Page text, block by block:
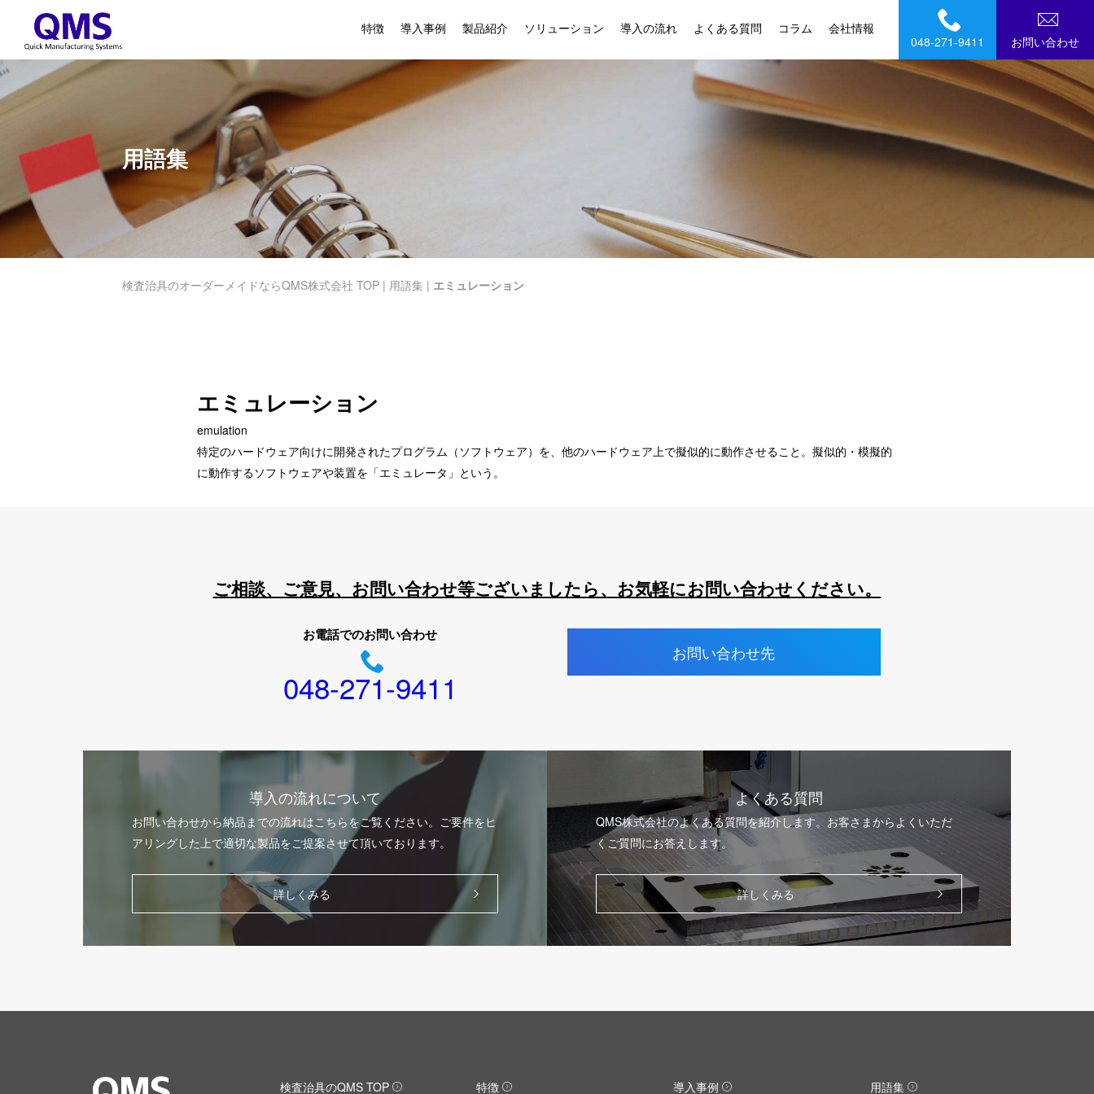
特徴 導入事例 製品紹介 ソリューション 導入の流れ よくある質問 コラム
会社情報
048-271-9411
お問い合わせ
用語集
検査治具のオーダーメイドならQMS株式会社 TOP | 用語集 | エミュレーション
エミュレーション
emulation
特定のハードウェア向けに開発されたプログラム（ソフトウェア）を、他のハードウェア上で擬似的に動作させること。擬似的・模擬的
に動作するソフトウェアや装置を「エミュレータ」という。
ご相談、ご意見、お問い合わせ等ございましたら、お気軽にお問い合わせください。
お電話でのお問い合わせ
048-271-9411
お問い合わせ先
導入の流れについて
お問い合わせから納品までの流れはこちらをご覧ください。ご要件をヒ
アリングした上で適切な製品をご提案させて頂いております。
詳しくみる
よくある質問
QMS株式会社のよくある質問を紹介します。お客さまからよくいただ
くご質問にお答えします。
詳しくみる
検査治具のQMS TOP 特徴 導入事例 用語集